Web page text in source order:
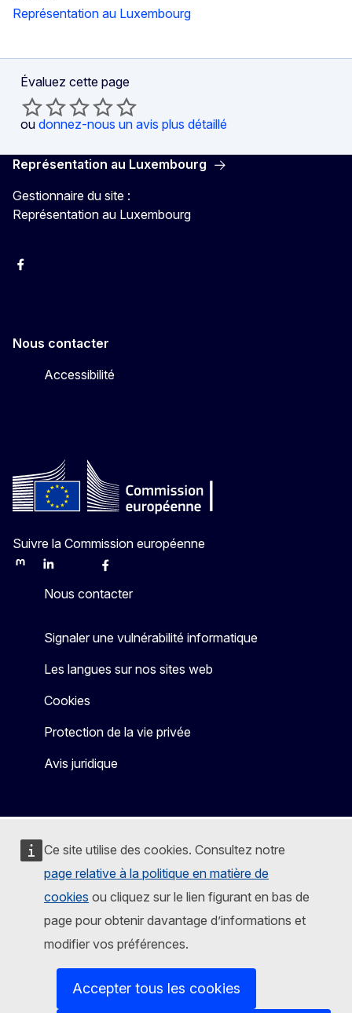
Ce site utilise des cookies. Consultez notre
page relative à la politique en matière de
cookies ou cliquez sur le lien figurant en bas de
page pour obtenir davantage d’informations et
modifier vos préférences.
Accepter tous les cookies
Représentation au Luxembourg
Évaluez cette page
ou donnez-nous un avis plus détaillé
Représentation au Luxembourg
Gestionnaire du site :
Représentation au Luxembourg
Facebook
Nous contacter
Accessibilité
Suivre la Commission européenne
MastodonLinkedInBlueskyFacebook
Nous contacter
Signaler une vulnérabilité informatique
Les langues sur nos sites web
Cookies
Protection de la vie privée
Avis juridique